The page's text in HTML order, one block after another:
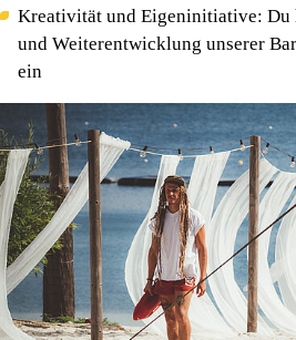
Kreativität und Eigeninitiative: Du
und Weiterentwicklung unserer
ein